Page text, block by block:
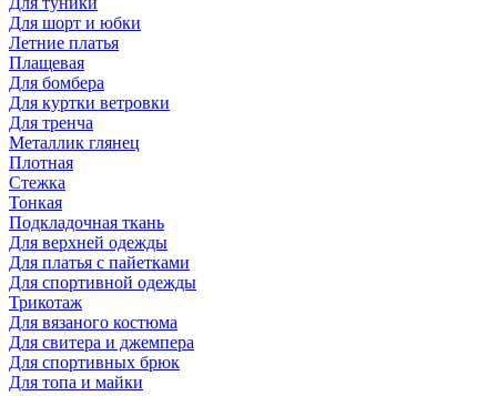
Для шорт и юбки
Летние платья
Плащевая
Для бомбера
Для куртки ветровки
Для тренча
Металлик глянец
Плотная
Стежка
Тонкая
Подкладочная ткань
Для верхней одежды
Для платья с пайетками
Для спортивной одежды
Трикотаж
Для вязаного костюма
Для свитера и джемпера
Для спортивных брюк
Для топа и майки